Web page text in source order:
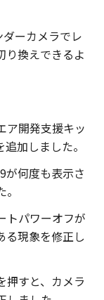
ーカメラでレ
り換えできるよ
ア開発支援キッ
加しました。
が何度も表示さ
トパワーオフが
る現象を修正し
押すと、カメラ